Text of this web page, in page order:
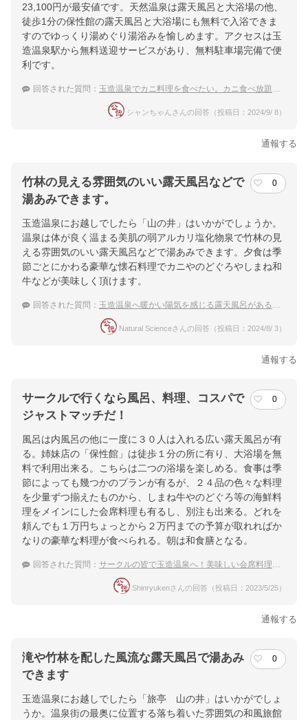
23,100円が最安値です。天然温泉は露天風呂と大浴場の他、
徒歩1分の保性館の露天風呂と大浴場にも無料で入浴できま
すのでゆっくり湯めぐり湯浴みを愉しめます。アクセスは玉
造温泉駅から無料送迎サービスがあり、無料駐車場完備で便
利です。
回答された質問： 玉造温泉でカニ料理を食べたい。カニ食べ放題などがお得な宿を知りませんか？
シャンちゃんさんの回答（投稿日：2024/9/ 8）
通報する
竹林の見える雰囲気のいい露天風呂などで
湯あみできます。
0
玉造温泉にお越しでしたら「山の井」はいかがでしょうか。
温泉は体が良く温まる美肌の弱アルカリ塩化物泉で竹林の見
える雰囲気のいい露天風呂などで湯あみできます。夕食は季
節ごとにかわる豪華な懐石料理でカニやのどぐろやしまね和
牛などが美味しく頂けます。
回答された質問： 玉造温泉へ暖かい陽気を感じる露天風呂がある宿！夫婦の旅
Natural Scienceさんの回答（投稿日：2024/8/ 3）
通報する
サークルで行くなら風呂、料理、コスパで
ジャストマッチだ！
0
風呂は内風呂の他に一度に３０人は入れる広い露天風呂が有
る。姉妹店の「保性館」は徒歩１分の所に有り、大浴場を無
料で利用出来る。こちらは二つの浴場を楽しめる。食事は季
節によっても幾つかのプランが有るが、２４品の色々な料理
を少量ずつ揃えたものから、しまね牛やのどぐろ等の海鮮料
理をメインにした会席料理も有るし、別注も出来る。どれを
頼んでも１万円ちょっとから２万円までの予算が取れればか
なりの豪華な料理が食べられる。朝は和食膳となる。
回答された質問： サークルの皆で玉造温泉へ！美味しい会席料理を堪能できるおすすめ宿を教えてください。
Shinryukenさんの回答（投稿日：2023/5/25）
通報する
滝や竹林を配した風流な露天風呂で湯あみ
できます
0
玉造温泉にお越しでしたら「旅亭 山の井」はいかがでしょ
うか。温泉街の最奥に位置する落ち着いた雰囲気の和風旅館